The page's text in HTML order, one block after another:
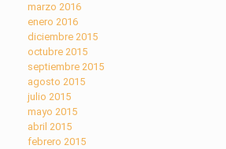
marzo 2016
enero 2016
diciembre 2015
octubre 2015
septiembre 2015
agosto 2015
julio 2015
mayo 2015
abril 2015
febrero 2015